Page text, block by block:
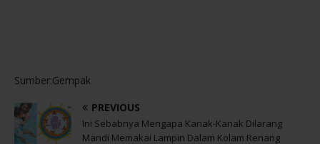
Sumber:Gempak
PREVIOUS
Ini Sebabnya Mengapa Kanak-Kanak Dilarang
Mandi Memakai Lampin Dalam Kolam Renang